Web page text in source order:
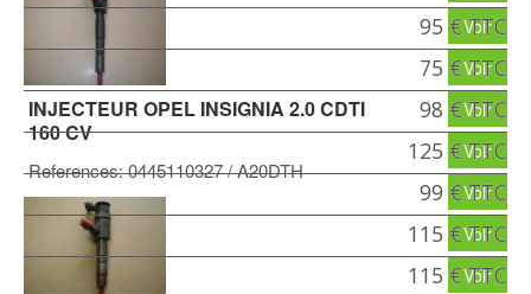
INJECTEUR OPEL INSIGNIA 2.0 CDTI
160 CV
References:0445110327/ A20DTH
Voir
95 € TTC
Voir
75 € TTC
Voir
98 € TTC
Voir
125 € TTC
Voir
99 € TTC
Voir
115 € TTC
Voir
115 € TTC